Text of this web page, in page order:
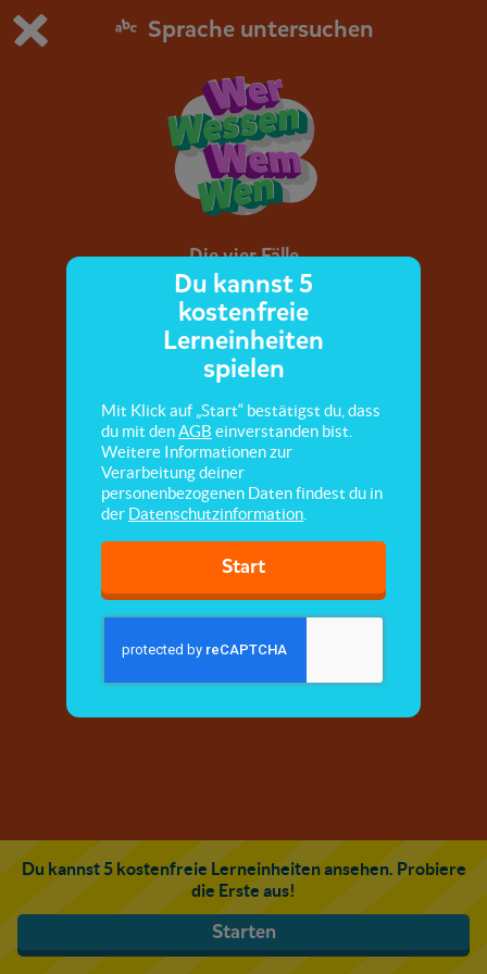
Du spielst die kostenfreie Testversion von scoyo.
Jetzt bestellen
0 1
Sprache untersuchen
Die vier Fälle
Hier lernst du vier Fälle kennen, in denen ein
Namenwort stehen kann.
Du kannst 5 kostenfreie Lerneinheiten ansehen. Probiere
die Erste aus!
Starten
Du kannst 5
kostenfreie
Lerneinheiten
spielen
Mit Klick auf „Start“ bestätigst du, dass
du mit denAGB einverstanden bist.
Weitere Informationen zur
Verarbeitung deiner
personenbezogenen Daten findest du in
der Datenschutzinformation
Start